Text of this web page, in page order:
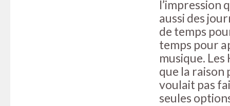
l’impression
aussi des
de temps
temps pour
musique.
que la raison
voulait pas
seules